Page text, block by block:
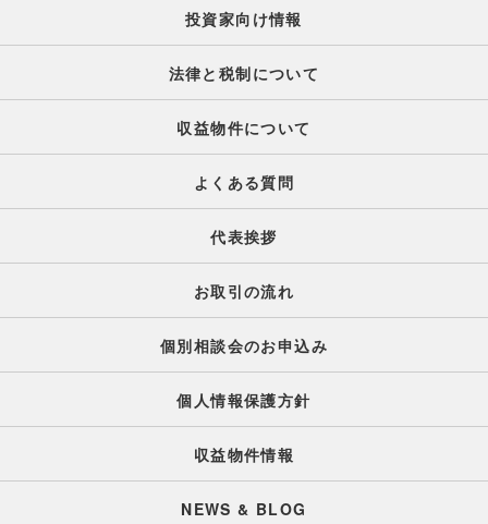
投資家向け情報
法律と税制について
収益物件について
よくある質問
代表挨拶
お取引の流れ
個別相談会のお申込み
個人情報保護方針
収益物件情報
NEWS & BLOG